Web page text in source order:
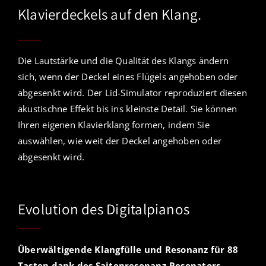
Klavierdeckels auf den Klang.
Die Lautstärke und die Qualität des Klangs ändern
sich, wenn der Deckel eines Flügels angehoben oder
abgesenkt wird. Der Lid-Simulator reproduziert diesen
akustischne Effekt bis ins kleinste Detail. Sie können
Ihren eigenen Klavierklang formen, indem Sie
auswählen, wie weit der Deckel angehoben oder
abgesenkt wird.
Evolution des Digitalpianos
Überwältigende Klangfülle und Resonanz für 88